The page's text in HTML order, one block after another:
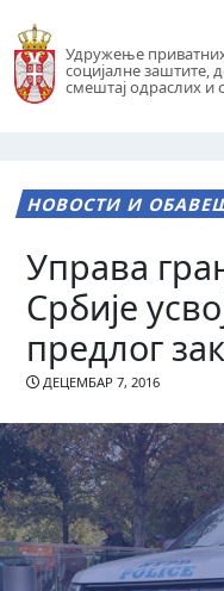
Удружење
социјалне заштите,
смештај одраслих и
НОВОСТИ И
Управа
Србије
предлог
ДЕЦЕМБАР 7, 2016